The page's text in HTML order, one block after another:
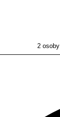
2 osoby